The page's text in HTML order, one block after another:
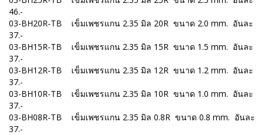
46.-
03-BH20R-TB เข็มเพชรแกน 2.35 มิล 20R ขนาด 2.0 mm. อันละ
37.-
03-BH15R-TB เข็มเพชรแกน 2.35 มิล 15R ขนาด 1.5 mm. อันละ
37.-
03-BH12R-TB เข็มเพชรแกน 2.35 มิล 12R ขนาด 1.2 mm. อันละ
37.-
03-BH10R-TB เข็มเพชรแกน 2.35 มิล 10R ขนาด 1.0 mm. อันละ
37.-
03-BH08R-TB เข็มเพชรแกน 2.35 มิล 0.8R ขนาด 0.8 mm. อันละ
37.-